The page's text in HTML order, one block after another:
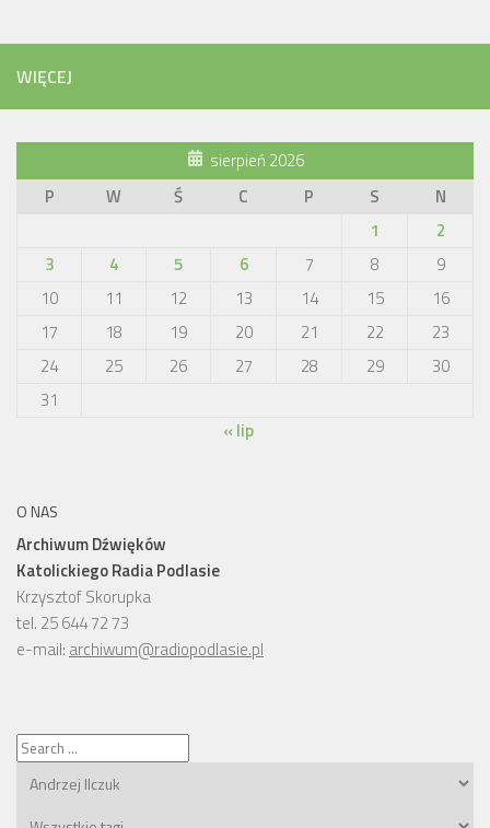
WIĘCEJ
sierpień 2026
P
W Ś C P S
N
1
2
3
4 5 6 7 8
9
10
11 12 13 14 15
16
17
18 19 20 21 22
23
24
25 26 27 28 29
30
31
« lip
O NAS
Archiwum Dźwięków
Katolickiego Radia Podlasie
Krzysztof Skorupka
tel. 25 644 72 73
e-mail: archiwum@radiopodlasie.pl